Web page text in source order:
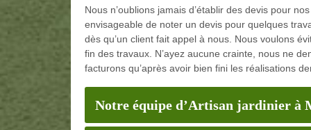
Nous n’oublions jamais d’établir des devis pour
envisageable de noter un devis pour quelques
dès qu’un client fait appel à nous. Nous voulons
fin des travaux. N’ayez aucune crainte, nous ne
facturons qu’après avoir bien fini les réalisations
Notre équipe d’Artisan jardinier à